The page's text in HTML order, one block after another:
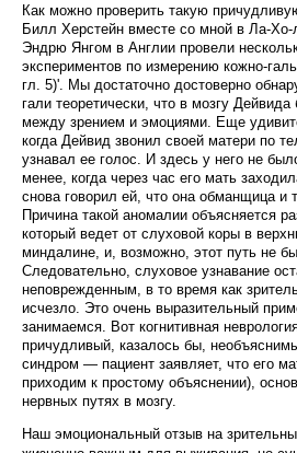
Как можно проверить такую
Билл Херстейн вместе со мной в Ла-
Эндрю Янгом в Англии провели
экспериментов по измере­нию кожно-
гл. 5)'. Мы достаточно достоверно
гали теоретически, что в мозгу
между зрением и эмоциями. Еще
когда Дейвид звонил своей матери по
узнавал ее голос. И здесь у него не
менее, когда через час его мать
снова говорил ей, что она обманщица и
Причина такой аномалии объясня­ется
который ведет от слухо­вой коры в
миндали­не, и, возможно, этот путь не
Следовательно, слуховое узнавание
неповрежденным, в то время как
исчезло. Это очень выразительный
занимаемся. Вот когнитивная
причудливый, казалось бы,
синдром — пациент заявляет, что его
прихо­дим к простому объяснении),
нервных путях в мозгу.
Наш эмоциональный отзыв на